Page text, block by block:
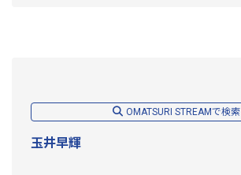
OMATSURI STREAMで検索
玉井早輝